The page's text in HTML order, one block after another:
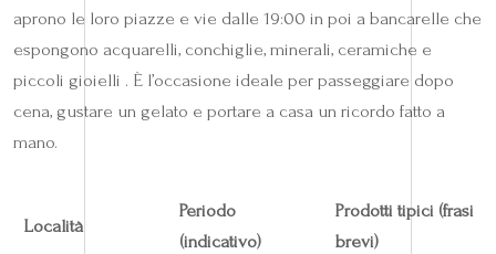
aprono le loro piazze e vie dalle 19:00 in poi a bancarelle che
espongono acquarelli, conchiglie, minerali, ceramiche e
piccoli gioielli . È l’occasione ideale per passeggiare dopo
cena, gustare un gelato e portare a casa un ricordo fatto a
mano.
Località
Periodo
(indicativo)
Prodotti tipici (frasi
brevi)